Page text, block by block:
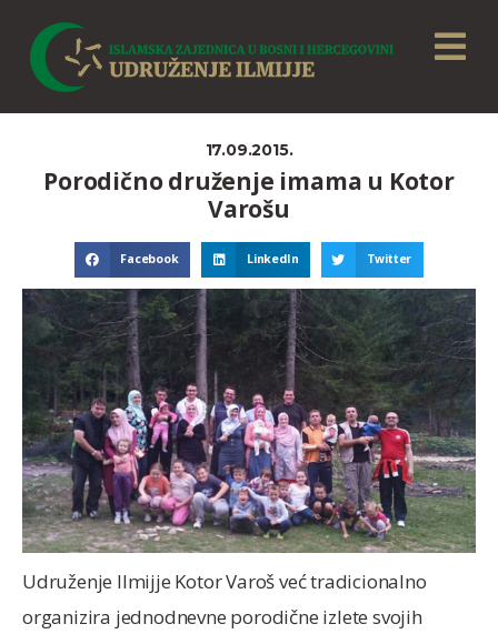
17.09.2015.
Porodično druženje imama u Kotor
Varošu
Facebook LinkedIn Twitter
Udruženje Ilmijje Kotor Varoš već tradicionalno
organizira jednodnevne porodične izlete svojih